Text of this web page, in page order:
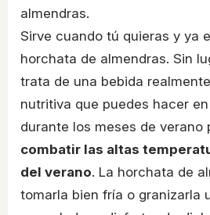
almendras.
Sirve cuando tú quieras y ya
horchata de almendras. Sin
trata de una bebida
nutritiva que puedes hacer
durante los meses de verano
combatir las altas
del verano. La horchata de
tomarla bien fría o granizarla